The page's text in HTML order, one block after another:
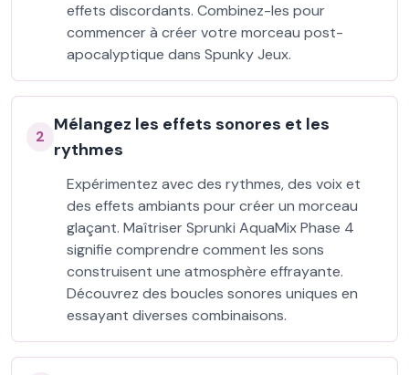
effets discordants. Combinez-les pour
commencer à créer votre morceau post-
apocalyptique dans Spunky Jeux.
2
Mélangez les effets sonores et les
rythmes
Expérimentez avec des rythmes, des voix et
des effets ambiants pour créer un morceau
glaçant. Maîtriser Sprunki AquaMix Phase 4
signifie comprendre comment les sons
construisent une atmosphère effrayante.
Découvrez des boucles sonores uniques en
essayant diverses combinaisons.